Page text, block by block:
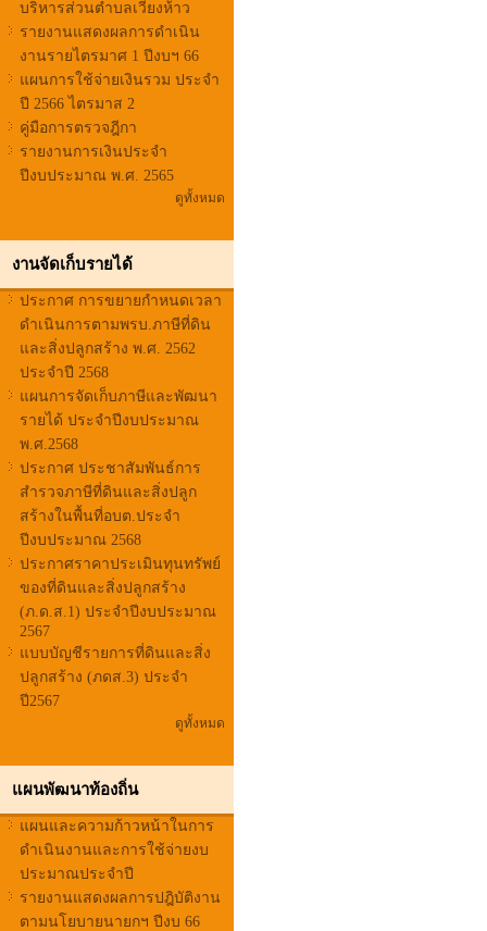
บริหารส่วนตำบลเวียงห้าว
รายงานแสดงผลการดำเนิน
งานรายไตรมาศ 1 ปีงบฯ 66
แผนการใช้จ่ายเงินรวม ประจำ
ปี 2566 ไตรมาส 2
คู่มือการตรวจฎีกา
รายงานการเงินประจำ
ปีงบประมาณ พ.ศ. 2565
ดูทั้งหมด
งานจัดเก็บรายได้
ประกาศ การขยายกำหนดเวลา
ดำเนินการตามพรบ.ภาษีที่ดิน
และสิ่งปลูกสร้าง พ.ศ. 2562
ประจำปี 2568
แผนการจัดเก็บภาษีและพัฒนา
รายได้ ประจำปีงบประมาณ
พ.ศ.2568
ประกาศ ประชาสัมพันธ์การ
สำรวจภาษีที่ดินและสิ่งปลูก
สร้างในพื้นที่อบต.ประจำ
ปีงบประมาณ 2568
ประกาศราคาประเมินทุนทรัพย์
ของที่ดินและสิ่งปลูกสร้าง
(ภ.ด.ส.1) ประจำปีงบประมาณ
2567
แบบบัญชีรายการที่ดินและสิ่ง
ปลูกสร้าง (ภดส.3) ประจำ
ปี2567
ดูทั้งหมด
แผนพัฒนาท้องถิ่น
แผนและความก้าวหน้าในการ
ดำเนินงานและการใช้จ่ายงบ
ประมาณประจำปี
รายงานแสดงผลการปฎิบัติงาน
ตามนโยบายนายกฯ ปีงบ 66